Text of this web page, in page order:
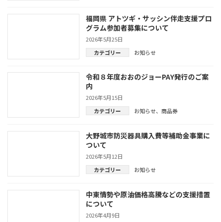
福岡県 アトツギ・サッシン伴走支援プロ
グラム参加者募集について
2026年5月25日
カテゴリー
お知らせ
令和８年度おおのジョーPAY発行のご案
内
2026年5月15日
カテゴリー
お知らせ、 商品券
大野城市防災器具購入費等補助金事業に
ついて
2026年5月12日
カテゴリー
お知らせ
中東情勢や原油価格高騰などの支援措置
について
2026年4月9日